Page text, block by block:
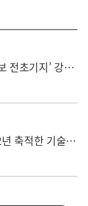
고려아연, 인터배터리 참가… ‘자원안보 전초기지’ 강조 “이차전지 소재부터 전략광물까지 한눈에 선보여”
고려아연, ‘인터배터리 2026’ 성료 “52년 축적한 기술력과 차세대 미래 아이템 한눈에”